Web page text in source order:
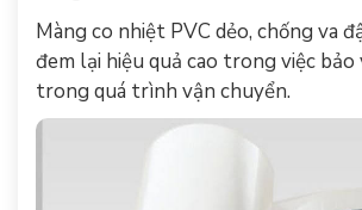
Màng co nhiệt PVC dẻo, chống va
đem lại hiệu quả cao trong việc bảo
trong quá trình vận chuyển.